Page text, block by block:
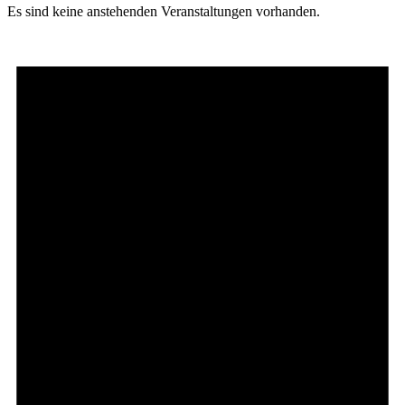
Es sind keine anstehenden Veranstaltungen vorhanden.